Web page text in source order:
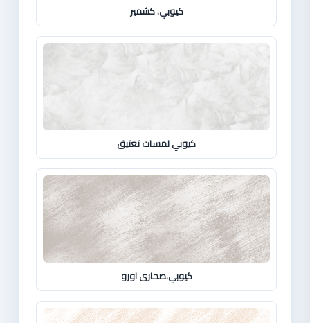
كيوبي. كشمير
كيوبي لمسات تعتيق
كيوبي.صحارى اورو